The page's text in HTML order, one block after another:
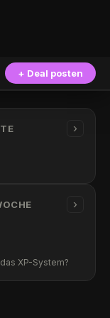
+ Deal posten
›
›
XP-System?